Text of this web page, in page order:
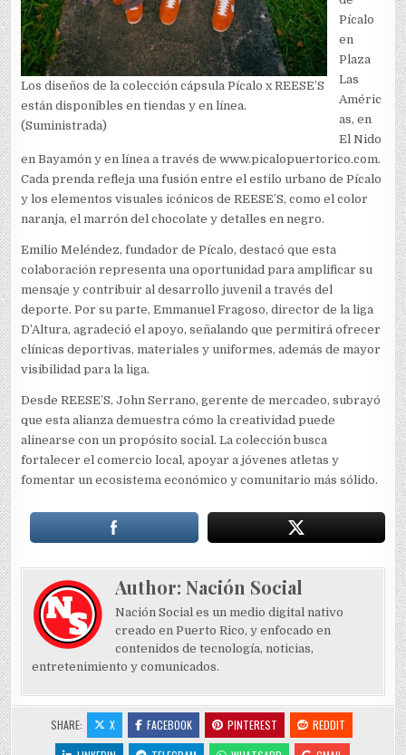
Los diseños de la colección cápsula Pícalo x REESE’S
están disponibles en tiendas y en línea.
(Suministrada)
Pícalo
en
Plaza
Las
Améric
as, en
El Nido
en Bayamón y en línea a través de www.picalopuertorico.com.
Cada prenda refleja una fusión entre el estilo urbano de Pícalo
y los elementos visuales icónicos de REESE’S, como el color
naranja, el marrón del chocolate y detalles en negro.
Emilio Meléndez, fundador de Pícalo, destacó que esta
colaboración representa una oportunidad para amplificar su
mensaje y contribuir al desarrollo juvenil a través del
deporte. Por su parte, Emmanuel Fragoso, director de la liga
D’Altura, agradeció el apoyo, señalando que permitirá ofrecer
clínicas deportivas, materiales y uniformes, además de mayor
visibilidad para la liga.
Desde REESE’S, John Serrano, gerente de mercadeo, subrayó
que esta alianza demuestra cómo la creatividad puede
alinearse con un propósito social. La colección busca
fortalecer el comercio local, apoyar a jóvenes atletas y
fomentar un ecosistema económico y comunitario más sólido.
Author:Nación Social
Nación Social es un medio digital nativo
creado en Puerto Rico, y enfocado en
contenidos de tecnología, noticias,
entretenimiento y comunicados.
SHARE: X FACEBOOK PINTEREST
REDDIT